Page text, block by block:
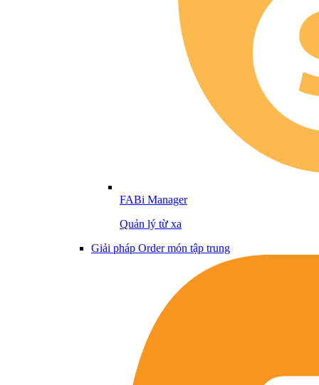
FABi Manager
Quản lý từ xa
Giải pháp Order món tập trung